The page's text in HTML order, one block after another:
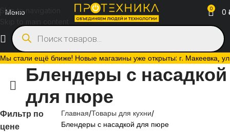
Skip to navigation
Мы стали ещё ближе! Новые магазины уже открыты: г. Макеевка,
Меню 0 0
Блендеры с насадкой
для пюре
Фильтр по
цене
Главная Товары для кухни
Блендеры с насадкой для пюре